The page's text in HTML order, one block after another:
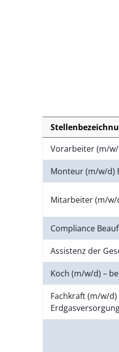
Vorarbeiter (m/
Monteur (m/w/d)
Mitarbeiter (m/w/
Compliance
Assistenz der
Koch (m/w/d) –
Fachkraft (m/w/